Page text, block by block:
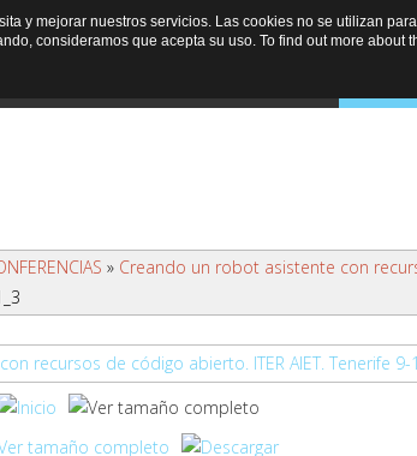
Programa Agenda
» Creando un robot asistente con
y mejorar nuestros servicios. Las cookies no se utilizan
consideramos que acepta su uso. To find out more about